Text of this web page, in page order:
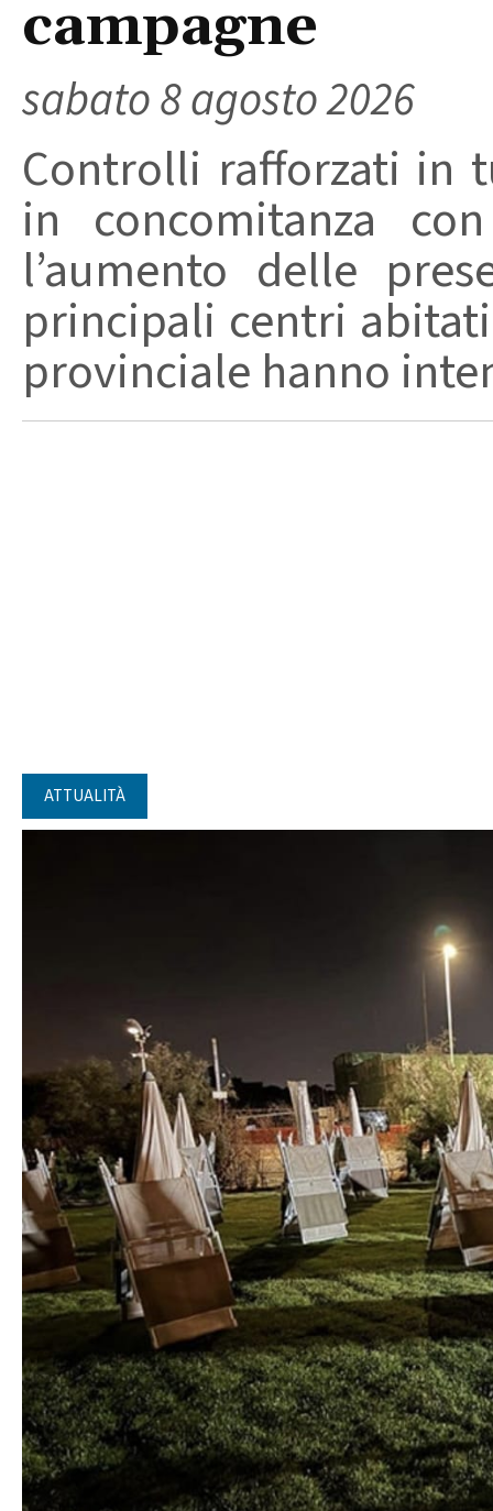
campagne
sabato 8 agosto 2026
Controlli rafforzati in
in concomitanza
l’aumento delle
principali centri
provinciale hanno
ATTUALITÀ